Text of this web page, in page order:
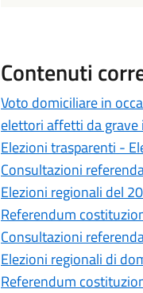
Contenuti
Voto domiciliare in
elettori affetti da grave
Elezioni trasparenti -
Consultazioni
Elezioni regionali del
Referendum
Consultazioni
Elezioni regionali di
Referendum